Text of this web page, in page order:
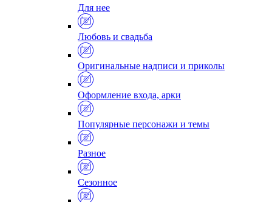
Для нее
Любовь и свадьба
Оригинальные надписи и приколы
Оформление входа, арки
Популярные персонажи и темы
Разное
Сезонное